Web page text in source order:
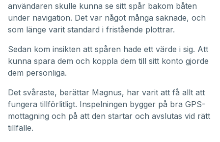
användaren skulle kunna se sitt spår bakom båten
under navigation. Det var något många saknade, och
som länge varit standard i fristående plottrar.
Sedan kom insikten att spåren hade ett värde i sig. Att
kunna spara dem och koppla dem till sitt konto gjorde
dem personliga.
Det svåraste, berättar Magnus, har varit att få allt att
fungera tillförlitligt. Inspelningen bygger på bra GPS-
mottagning och på att den startar och avslutas vid rätt
tillfälle.